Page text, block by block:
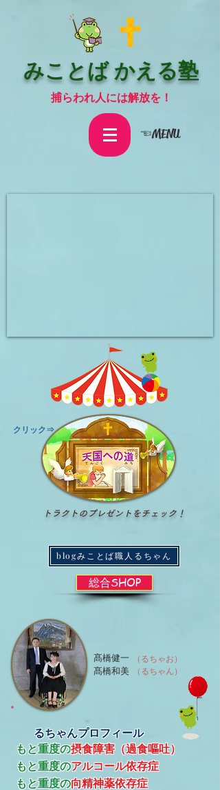
みことば かえる塾
捕らわれ人には解放を！
☜MENU
​クリック⇒
トラクトのプレゼントをチェック！
blogみことば職人るちゃん
総合SHOP
（るちゃお）
（るちゃん）
髙橋健一
髙橋和美
るちゃんプロフィール
もと重度の摂食障害（過食嘔吐）
もと重度のアルコール依存症
​もと重度の向精神薬依存症